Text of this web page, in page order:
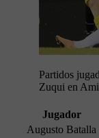
Partidos
Zuqui en
Jugador
Augusto Batalla